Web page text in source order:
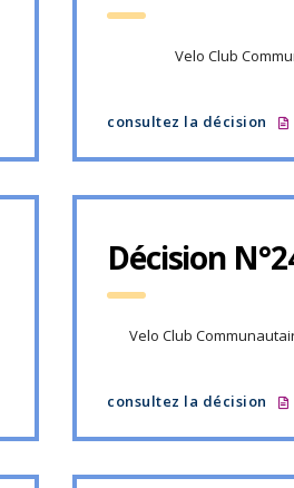
Velo Club
consultez la décision
Décision
Velo Club
consultez la décision